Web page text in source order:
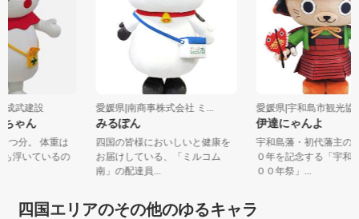
成武建設
ちゃん
5つ分。 体重は
も浮いているの
愛媛県|南商事株式会社 ミ...
みるぽん
四国の皆様においしいと健康を
お届けしている、「ミルコム
南」の配達員...
愛媛県|宇和島市観光
伊達にゃんよ
宇和島藩・初代藩主
０年を記念する「宇
００年祭」...
四国エリアのその他のゆるキャラ